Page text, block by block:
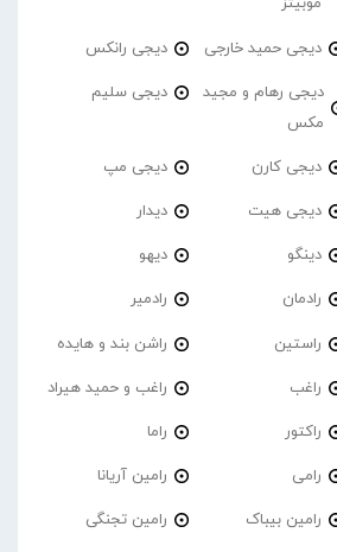
دیجی حمید خارجی دیجی رانکس
دیجی رهام و مجید
مکس
دیجی سلیم
دیجی کارن دیجی مپ
دیجی هیت دیدار
دینگو دیهو
رادمان رادمیر
راستین راشن بند و هایده
راغب راغب و حمید هیراد
راکتور راما
رامی رامین آریانا
رامین بیباک رامین تجنگی